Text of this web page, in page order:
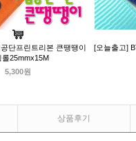
단프린트리본 큰땡땡이
롤25mmx15M
5,300원
[오늘출고]
상품후기